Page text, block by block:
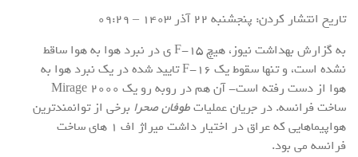
تاریخ انتشار کردن: پنجشنبه 22 آذر 1403 – 09:29
به گزارش بهداشت نیوز، هیچ F-۱۵ ی در نبرد هوا به هوا ساقط
نشده است، و تنها سقوط یک F-۱۶ تایید شده در یک نبرد هوا به
هوا از دست رفته است- آن هم در روبه رو یک Mirage ۲۰۰۰
ساخت فرانسه. در جریان عملیاتطوفان صحرا برخی از توانمندترین
هواپیماهایی که عراق در اختیار داشت میراژ اف ۱ های ساخت
فرانسه می بود.